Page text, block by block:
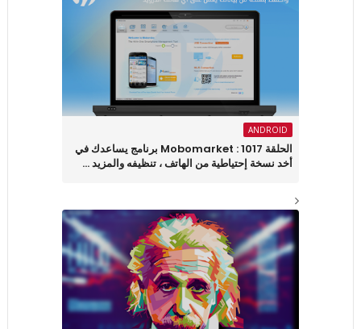
ANDROID
الحلقة 1017 : Mobomarket برنامج يساعدك في
أخد نسخة إحتياطية من الهاتف ، تنظيفه والمزيد ...